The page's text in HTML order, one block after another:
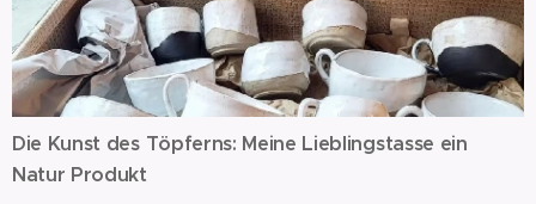
Die Kunst des Töpferns: Meine Lieblingstasse ein
Natur Produkt